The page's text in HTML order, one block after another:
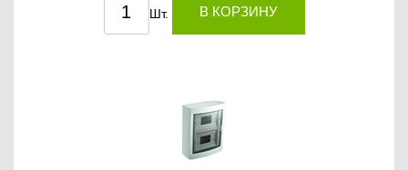
Шт. В КОРЗИНУ